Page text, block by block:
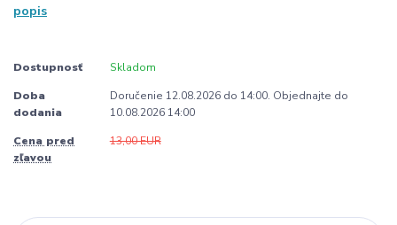
popis
Dostupnosť Skladom
Doba
dodania
Doručenie 12.08.2026 do 14:00. Objednajte do
10.08.2026 14:00
Cena pred
zľavou
13,00 EUR